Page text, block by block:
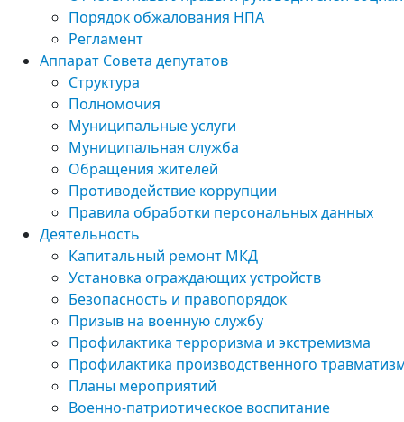
Порядок обжалования НПА
Регламент
Аппарат Совета депутатов
Структура
Полномочия
Муниципальные услуги
Муниципальная служба
Обращения жителей
Противодействие коррупции
Правила обработки персональных данных
Деятельность
Капитальный ремонт МКД
Установка ограждающих устройств
Безопасность и правопорядок
Призыв на военную службу
Профилактика терроризма и экстремизма
Профилактика производственного
Планы мероприятий
Военно-патриотическое воспитание